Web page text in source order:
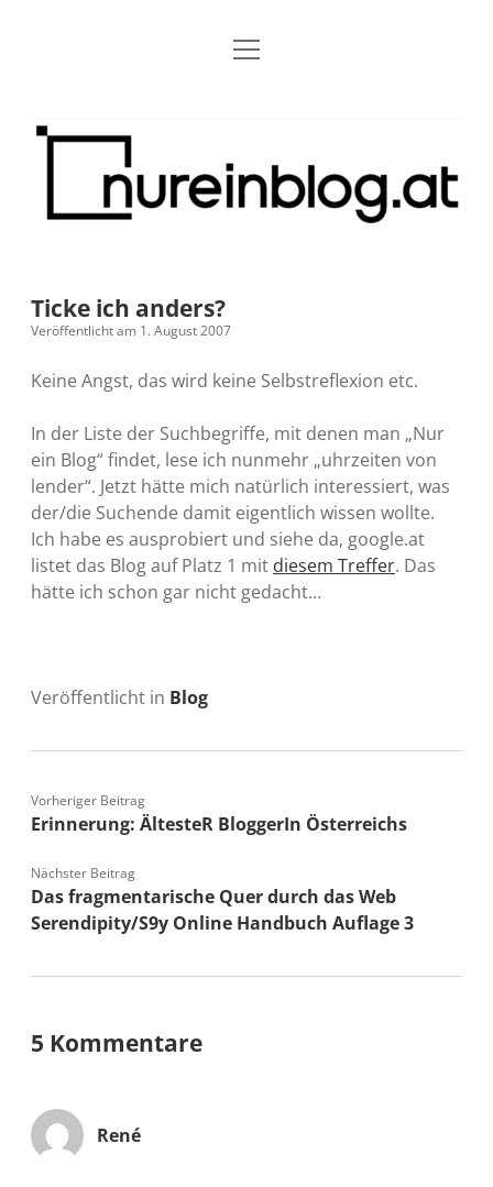
Blog
Archiv
Kontakt
Grundsätze Dropdown-
Kreativitätserklärung
Barrierefreiheit
Meine Fediverse Regeln
barcamper.at – Die österreichische Barcamp Liste
Alleinr – Der Ruheraum im Web (externer Link)
S9y InfoCamp – Der Serendpity Podcast (externer
Link)
Impressum
Datenschutz
Microblog
rss email-
form
mastodon
Menü
Nur
Blog
Ticke ich anders?
Veröffentlicht am 1. August 2007
Keine Angst, das wird keine Selbstreflexion etc.
In der Liste der Suchbegriffe, mit denen man „Nur
ein Blog“ findet, lese ich nunmehr „uhrzeiten von
lender“. Jetzt hätte mich natürlich interessiert, was
der/die Suchende damit eigentlich wissen wollte.
Ich habe es ausprobiert und siehe da, google.at
listet das Blog auf Platz 1 mit diesem Treffer. Das
hätte ich schon gar nicht gedacht…
Veröffentlicht in Blog
Vorheriger Beitrag
Erinnerung: ÄltesteR BloggerIn Österreichs
Nächster Beitrag
Das fragmentarische Quer durch das Web
Serendipity/S9y Online Handbuch Auflage 3
5 Kommentare
René